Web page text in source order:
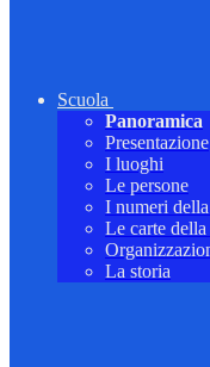
Scuola
Panoramica
Presentazione
I luoghi
Le persone
I numeri
Le carte della
La storia